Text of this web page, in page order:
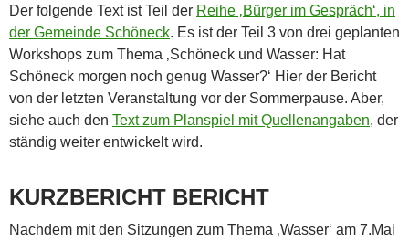
Der folgende Text ist Teil der Reihe ‚Bürger im Gespräch‘, in
der Gemeinde Schöneck. Es ist der Teil 3 von drei geplanten
Workshops zum Thema ‚Schöneck und Wasser: Hat
Schöneck morgen noch genug Wasser?‘ Hier der Bericht
von der letzten Veranstaltung vor der Sommerpause. Aber,
siehe auch den Text zum Planspiel mit Quellenangaben, der
ständig weiter entwickelt wird.
KURZBERICHT BERICHT
Nachdem mit den Sitzungen zum Thema ‚Wasser‘ am 7.Mai